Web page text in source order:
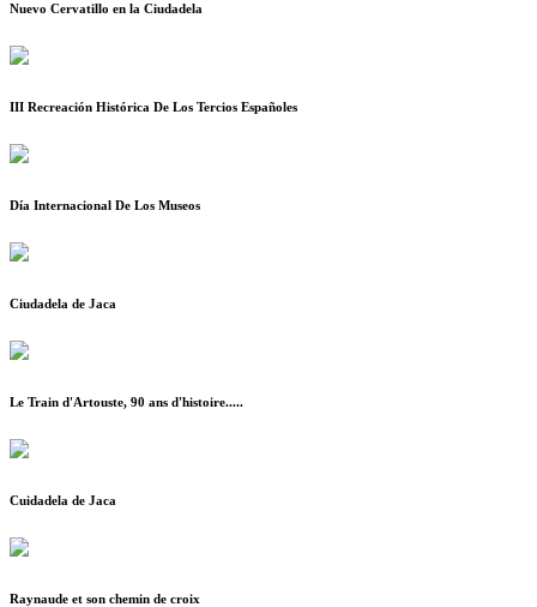
Nuevo Cervatillo en la Ciudadela
III Recreación Histórica De Los Tercios Españoles
Día Internacional De Los Museos
Ciudadela de Jaca
Le Train d'Artouste, 90 ans d'histoire.....
Cuidadela de Jaca
Raynaude et son chemin de croix